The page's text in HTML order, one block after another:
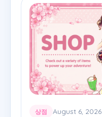
상점 August 6, 2026